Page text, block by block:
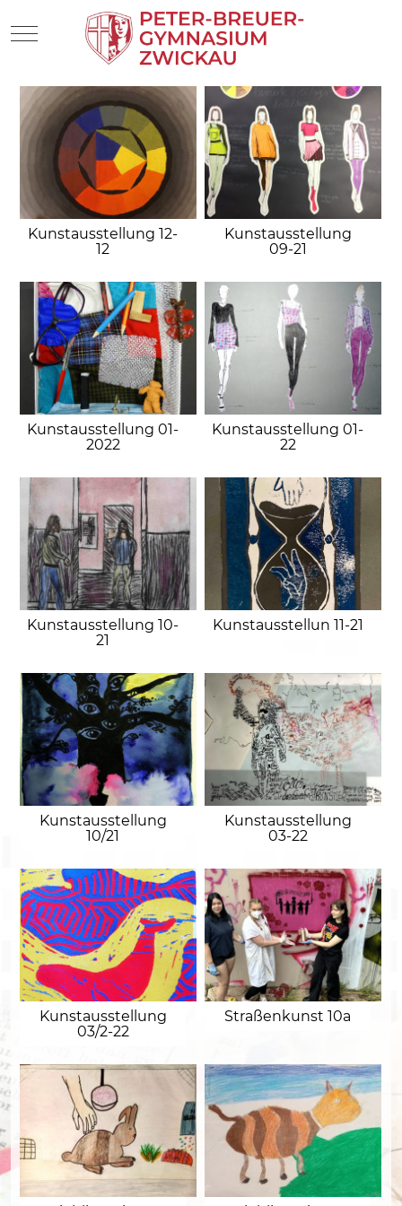
Mobile Menu Toggle
Kunstausstellung 12-
12
Kunstausstellung
09-21
Kunstausstellung 01-
2022
Kunstausstellung 01-
22
Kunstausstellung 10-
21
Kunstausstellun 11-21
Kunstausstellung
10/21
Kunstausstellung
03-22
Kunstausstellung
03/2-22
Straßenkunst 10a